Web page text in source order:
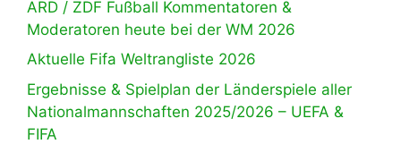
ARD / ZDF Fußball Kommentatoren &
Moderatoren heute bei der WM 2026
Aktuelle Fifa Weltrangliste 2026
Ergebnisse & Spielplan der Länderspiele aller
Nationalmannschaften 2025/2026 – UEFA &
FIFA